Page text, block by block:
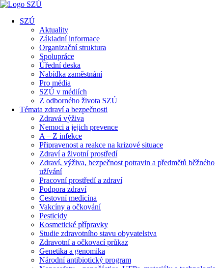
SZÚ
Aktuality
Základní informace
Organizační struktura
Spolupráce
Úřední deska
Nabídka zaměstnání
Pro média
SZÚ v médiích
Z odborného života SZÚ
Témata zdraví a bezpečnosti
Zdravá výživa
Nemoci a jejich prevence
A – Z infekce
Připravenost a reakce na krizové situace
Zdraví a životní prostředí
Zdraví, výživa, bezpečnost potravin a předmětů běžného
užívání
Pracovní prostředí a zdraví
Podpora zdraví
Cestovní medicína
Vakcíny a očkování
Pesticidy
Kosmetické přípravky
Studie zdravotního stavu obyvatelstva
Zdravotní a očkovací průkaz
Genetika a genomika
Národní antibiotický program